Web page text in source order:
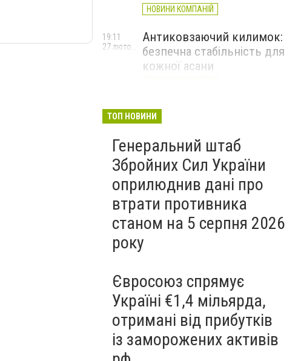
НОВИНИ КОМПАНІЙ
Антиковзаючий килимок:
безпечна стабільність для
кожної асани
19:11
Велика Британія оголосила
про новий пакет військової
та гуманітарної допомоги
Україні
17:20
24 лютого
ТОП НОВИНИ
Генеральний штаб
Збройних Сил України
оприлюднив дані про
втрати противника
станом на 5 серпня 2026
року
Євросоюз спрямує
Україні €1,4 мільярда,
отримані від прибутків
із заморожених активів